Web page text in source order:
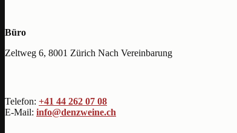
Büro
Zeltweg 6, 8001 Zürich Nach Vereinbarung
Telefon: +41 44 262 07 08
E-Mail: info@denzweine.ch